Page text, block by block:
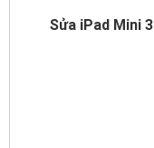
Sửa iPad Mini 3